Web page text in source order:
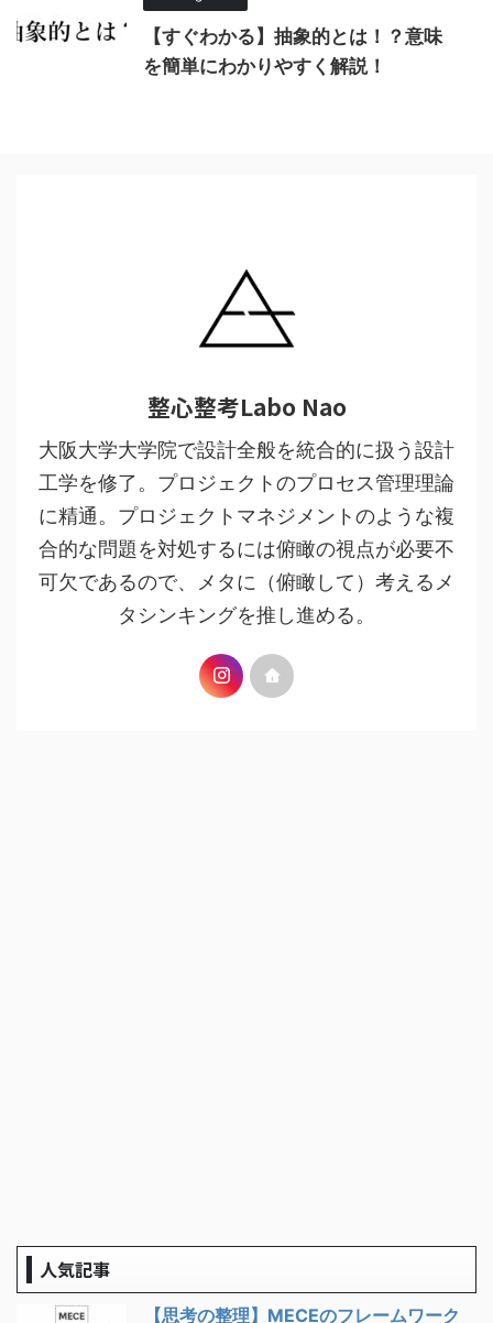
【すぐわかる】抽象的とは！？意味
を簡単にわかりやすく解説！
整心整考Labo Nao
大阪大学大学院で設計全般を統合的に扱う設計
工学を修了。プロジェクトのプロセス管理理論
に精通。プロジェクトマネジメントのような複
合的な問題を対処するには俯瞰の視点が必要不
可欠であるので、メタに（俯瞰して）考えるメ
タシンキングを推し進める。
人気記事
【思考の整理】MECEのフレームワーク